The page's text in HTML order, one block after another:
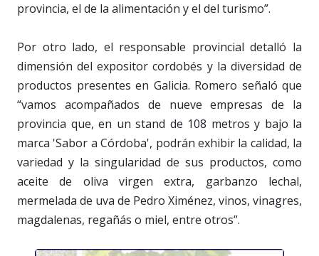
provincia, el de la alimentación y el del turismo”.
Por otro lado, el responsable provincial detalló la
dimensión del expositor cordobés y la diversidad de
productos presentes en Galicia. Romero señaló que
“vamos acompañados de nueve empresas de la
provincia que, en un stand de 108 metros y bajo la
marca 'Sabor a Córdoba', podrán exhibir la calidad, la
variedad y la singularidad de sus productos, como
aceite de oliva virgen extra, garbanzo lechal,
mermelada de uva de Pedro Ximénez, vinos, vinagres,
magdalenas, regañás o miel, entre otros”.